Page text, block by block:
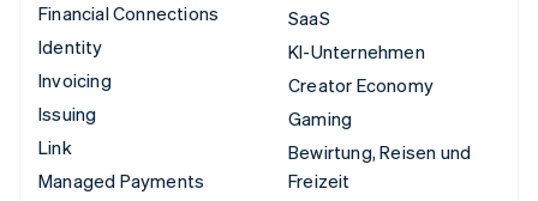
Financial Connections
Identity
Invoicing
Issuing
Link
Managed Payments
SaaS
KI-Unternehmen
Creator Economy
Gaming
Bewirtung, Reisen und
Freizeit